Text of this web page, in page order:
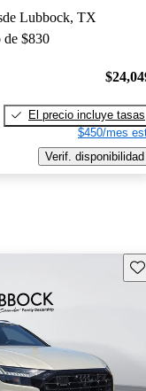
Lubbock, TX
$830
El precio incluye tasas
$450/mes
Verif. disponibilidad